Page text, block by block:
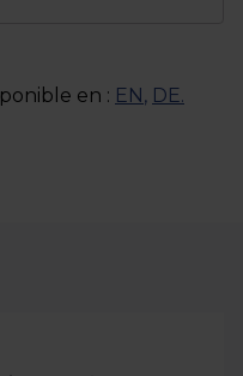
en : EN , DE.